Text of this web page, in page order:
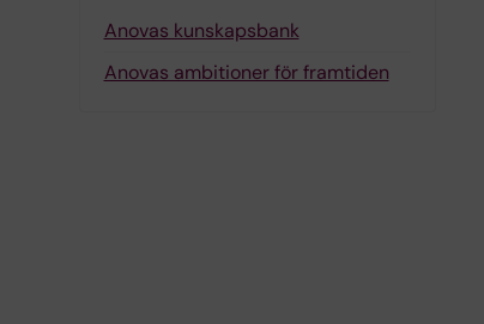
Anovas kunskapsbank
Anovas ambitioner för framtiden